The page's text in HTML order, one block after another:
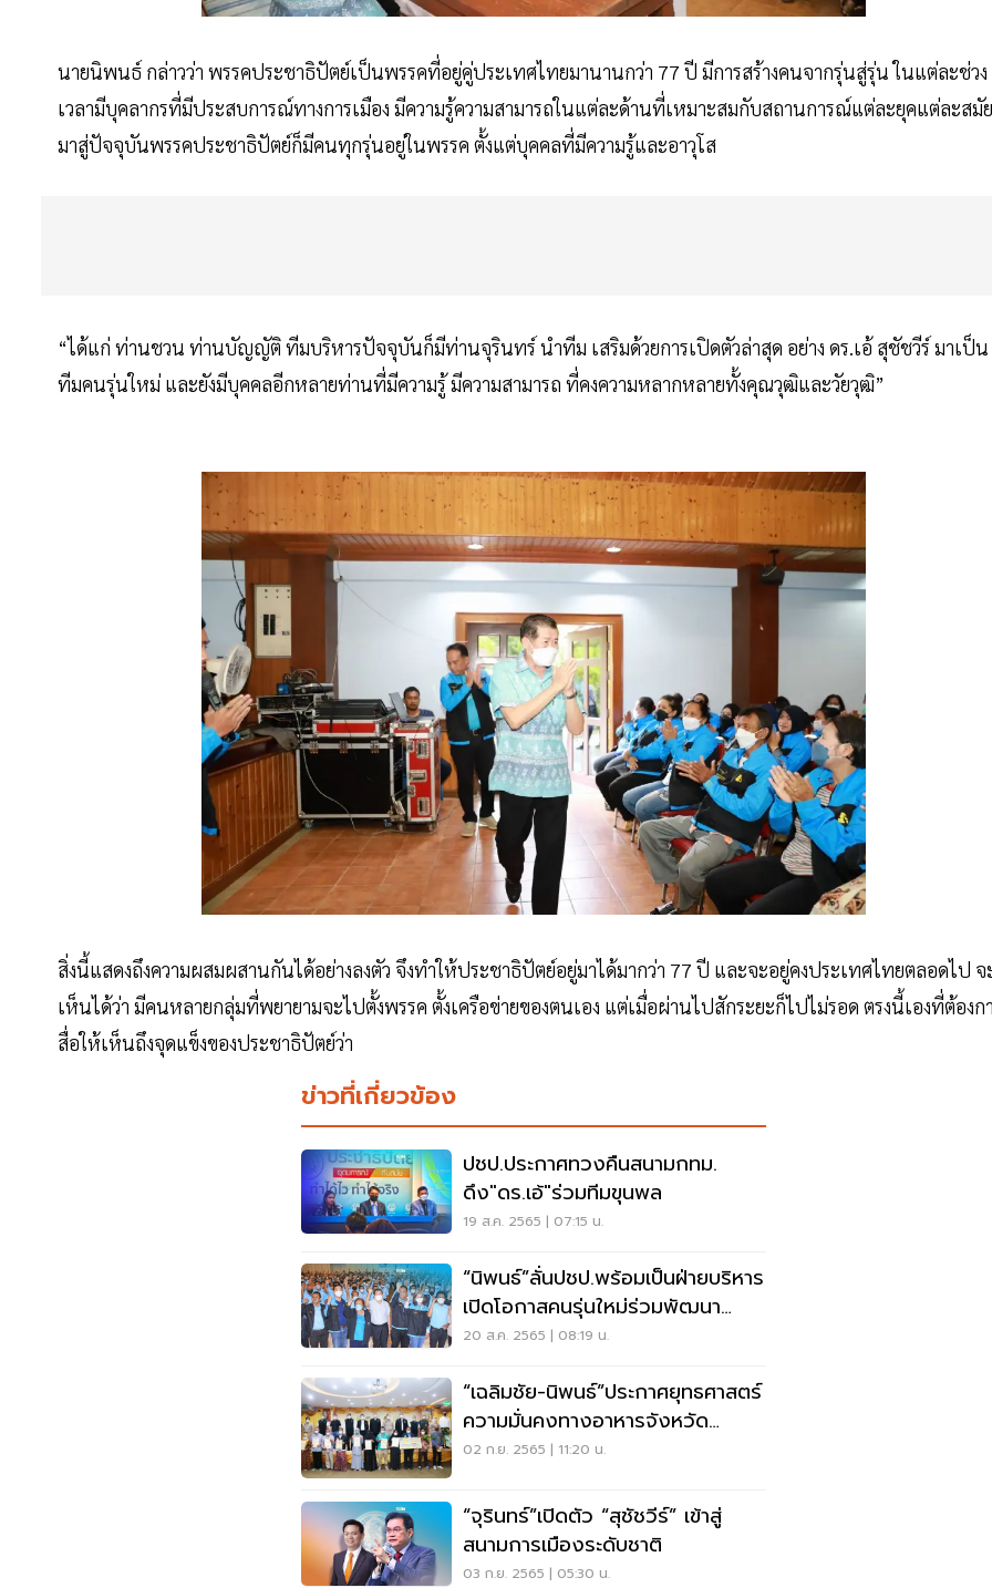
นายนิพนธ์ กล่าวว่า พรรคประชาธิปัตย์เป็นพรรคที่อยู่คู่ประเทศไทยมานานกว่า 77 ปี มีการสร้างคนจากรุ่นสู่รุ่น ในแต่ละช่วง
เวลามีบุคลากรที่มีประสบการณ์ทางการเมือง มีความรู้ความสามารถในแต่ละด้านที่เหมาะสมกับสถานการณ์แต่ละยุคแต่ละสมัย
มาสู่ปัจจุบันพรรคประชาธิปัตย์ก็มีคนทุกรุ่นอยู่ในพรรค ตั้งแต่บุคคลที่มีความรู้และอาวุโส
“ได้แก่ ท่านชวน ท่านบัญญัติ ทีมบริหารปัจจุบันก็มีท่านจุรินทร์ นำทีม เสริมด้วยการเปิดตัวล่าสุด อย่าง ดร.เอ้ สุชัชวีร์ มาเป็น
ทีมคนรุ่นใหม่ และยังมีบุคคลอีกหลายท่านที่มีความรู้ มีความสามารถ ที่คงความหลากหลายทั้งคุณวุฒิและวัยวุฒิ”
สิ่งนี้แสดงถึงความผสมผสานกันได้อย่างลงตัว จึงทำให้ประชาธิปัตย์อยู่มาได้มากว่า 77 ปี และจะอยู่คงประเทศไทยตลอดไป จ
เห็นได้ว่า มีคนหลายกลุ่มที่พยายามจะไปตั้งพรรค ตั้งเครือข่ายของตนเอง แต่เมื่อผ่านไปสักระยะก็ไปไม่รอด ตรงนี้เองที่ต้องก
สื่อให้เห็นถึงจุดแข็งของประชาธิปัตย์ว่า
ข่าวที่เกี่ยวข้อง
ปชป.ประกาศทวงคืนสนามกทม.
ดึง"ดร.เอ้"ร่วมทีมขุนพล
19 ส.ค. 2565 | 07:15 น.
“นิพนธ์”ลั่นปชป.พร้อมเป็นฝ่ายบริหาร
เปิดโอกาสคนรุ่นใหม่ร่วมพัฒนา
ประเทศ
20 ส.ค. 2565 | 08:19 น.
“เฉลิมชัย-นิพนธ์”ประกาศยุทธศาสตร์
ความมั่นคงทางอาหารจังหวัด
ชายแดนใต้
02 ก.ย. 2565 | 11:20 น.
“จุรินทร์”เปิดตัว “สุชัชวีร์” เข้าสู่
สนามการเมืองระดับชาติ
03 ก.ย. 2565 | 05:30 น.